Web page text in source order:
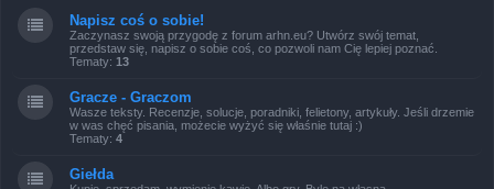
Napisz coś o sobie!
Zaczynasz swoją przygodę z forum arhn.eu? Utwórz swój temat,
przedstaw się, napisz o sobie coś, co pozwoli nam Cię lepiej poznać.
Tematy: 13
Gracze - Graczom
Wasze teksty. Recenzje, solucje, poradniki, felietony, artykuły. Jeśli drzemie
w was chęć pisania, możecie wyżyć się właśnie tutaj :)
Tematy: 4
Giełda